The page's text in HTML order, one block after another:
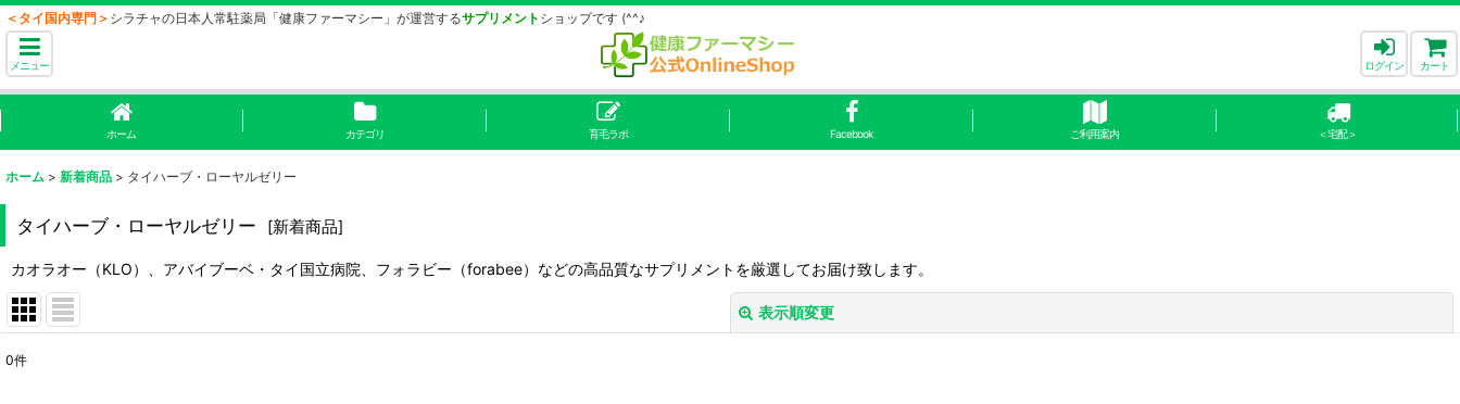
＜タイ国内専門＞ シラチャの日本人常駐薬局「健康ファーマシー」が運営するサプリメント ショップです (^^♪
メニュー ログイン カート
ホーム カテゴリ 育毛ラボ Facebook ご利用案内 ＜宅配＞
ホーム > 新着商品 > タイハーブ・ローヤルゼリー
タイハーブ・ローヤルゼリー [新着商品]
カオラオー（KLO）、アバイブーベ・タイ国立病院、フォラビー（forabee）などの高品質なサプリメントを厳選してお届け致します。
表示順変更
0件